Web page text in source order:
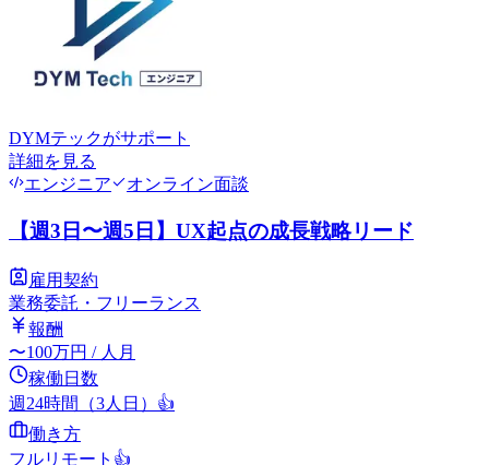
DYMテックがサポート
詳細を見る
エンジニア
オンライン面談
【週3日〜週5日】UX起点の成長戦略リード
雇用契約
業務委託・フリーランス
報酬
〜100万円 / 人月
稼働日数
週24時間（3人日） 👍
働き方
フルリモート 👍